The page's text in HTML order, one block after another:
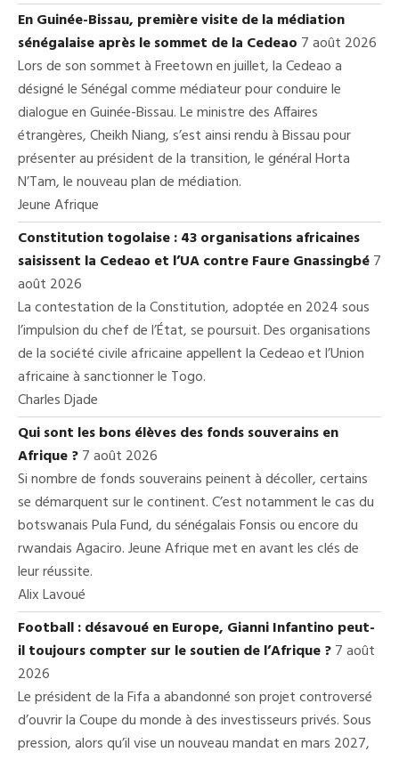
En Guinée-Bissau, première visite de la médiation
sénégalaise après le sommet de la Cedeao 7 août 2026
Lors de son sommet à Freetown en juillet, la Cedeao a
désigné le Sénégal comme médiateur pour conduire le
dialogue en Guinée-Bissau. Le ministre des Affaires
étrangères, Cheikh Niang, s’est ainsi rendu à Bissau pour
présenter au président de la transition, le général Horta
N’Tam, le nouveau plan de médiation.
Jeune Afrique
Constitution togolaise : 43 organisations africaines
saisissent la Cedeao et l’UA contre Faure Gnassingbé7
août 2026
La contestation de la Constitution, adoptée en 2024 sous
l’impulsion du chef de l’État, se poursuit. Des organisations
de la société civile africaine appellent la Cedeao et l’Union
africaine à sanctionner le Togo.
Charles Djade
Qui sont les bons élèves des fonds souverains en
Afrique ?7 août 2026
Si nombre de fonds souverains peinent à décoller, certains
se démarquent sur le continent. C’est notamment le cas du
botswanais Pula Fund, du sénégalais Fonsis ou encore du
rwandais Agaciro. Jeune Afrique met en avant les clés de
leur réussite.
Alix Lavoué
Football : désavoué en Europe, Gianni Infantino peut-
il toujours compter sur le soutien de l’Afrique ?7 août
2026
Le président de la Fifa a abandonné son projet controversé
d’ouvrir la Coupe du monde à des investisseurs privés. Sous
pression, alors qu’il vise un nouveau mandat en mars 2027,